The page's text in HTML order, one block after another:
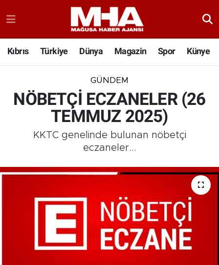
Kıbrıs Türkiye Dünya Magazin Spor Künye
GÜNDEM
NÖBETÇİ ECZANELER (26
TEMMUZ 2025)
KKTC genelinde bulunan nöbetçi
eczaneler...